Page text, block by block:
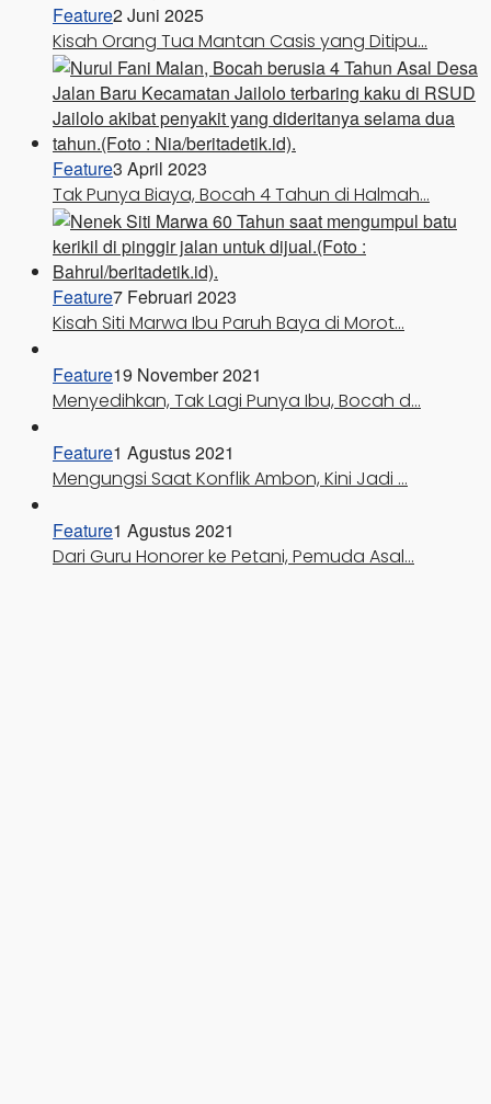
Feature2 Juni 2025
Kisah Orang Tua Mantan Casis yang Ditipu…
Feature3 April 2023
Tak Punya Biaya, Bocah 4 Tahun di Halmah…
Feature7 Februari 2023
Kisah Siti Marwa Ibu Paruh Baya di Morot…
Feature19 November 2021
Menyedihkan, Tak Lagi Punya Ibu, Bocah d…
Feature1 Agustus 2021
Mengungsi Saat Konflik Ambon, Kini Jadi …
Feature1 Agustus 2021
Dari Guru Honorer ke Petani, Pemuda Asal…